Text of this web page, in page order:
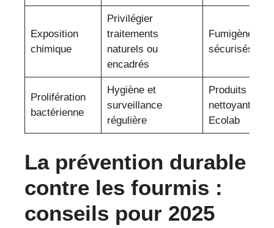
Exposition
chimique
Privilégier
traitements
naturels ou
encadrés
Fumigènes
sécurisés
Prolifération
bactérienne
Hygiène et
surveillance
régulière
Produits
nettoyants
Ecolab
La prévention durable
contre les fourmis :
conseils pour 2025